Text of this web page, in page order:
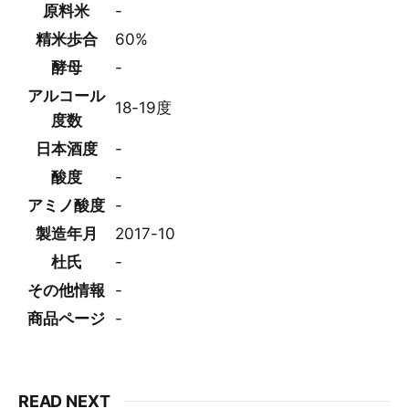
原料米
-
精米歩合
60%
酵母
-
アルコール
度数
18-19度
日本酒度
-
酸度
-
アミノ酸度 -
製造年月
2017-10
杜氏
-
その他情報
-
商品ページ -
READ NEXT